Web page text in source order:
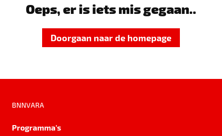
Oeps, er is iets mis gegaan..
Doorgaan naar de homepage
BNNVARA
Programma's